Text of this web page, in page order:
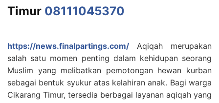
Timur 08111045370
https://news.finalpartings.com/ Aqiqah merupakan
salah satu momen penting dalam kehidupan seorang
Muslim yang melibatkan pemotongan hewan kurban
sebagai bentuk syukur atas kelahiran anak. Bagi warga
Cikarang Timur, tersedia berbagai layanan aqiqah yang